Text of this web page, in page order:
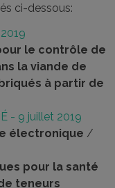
ci-dessous:
le contrôle de
la viande de
à partir de
- 9 juillet 2019
électronique /
pour la santé
teneurs